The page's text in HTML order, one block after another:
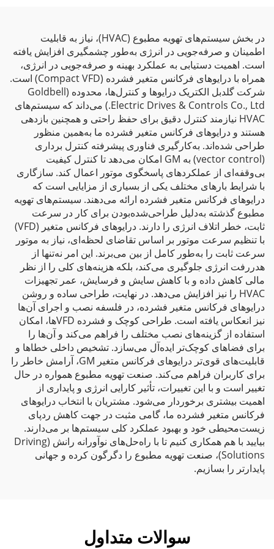
در بخش سیستم‌های تهویه مطبوع (HVAC)، نیاز به قابلیت
اطمینان و صرفه‌جویی در انرژی به‌طور چشمگیری افزایش یافته
است. اهمیت دستیابی به عملکرد بهینه و صرفه‌جویی در انرژی،
همراه با درایوهای فرکانس متغیر فشرده (Compact VFD) است.
شرکت گلدبل الکتریک درایوها و کنترل‌ها، محدوده (Goldbell
Electric Drives & Controls Co., Ltd.) می‌داند که سیستم‌های
HVAC نیازمند کنترل دقیق برای حفظ راحتی و همچنین بازدهی
هستند و درایوهای فرکانس متغیر فشرده ما به‌همین منظور
طراحی شده‌اند. به‌کارگیری فناوری پیشرفته کنترل برداری
(vector control) به GM امکان می‌دهد تا کنترل کیفیت
بی‌وقفه‌ای از عملکردهای پاسخگوی موتور اعمال کند. سازگاری
با شرایط بارهای مختلف یکی از بسیاری از مزایایی است که
درایوهای فرکانس متغیر فشرده ارائه می‌دهند. سیستم‌های تهویه
مطبوع گذشته به‌دلیل طراحی‌شده‌بودن برای کار در سرعت
ثابت، خطر اتلاف انرژی را دارند. درایوهای فرکانس متغیر (VFD)
با تنظیم سرعت موتور بر اساس تقاضای لحظه‌ای، نیاز به موتور
سرعت ثابت را به‌طور کامل از بین می‌برند. این امر نه‌تنها از
هدررفت انرژی جلوگیری می‌کند، بلکه هزینه‌های کلی را از نظر
مالی کاهش داده و با کاهش سایش و فرسایش، عمر تجهیزات
HVAC را نیز افزایش می‌دهد. در نهایت، طراحی ساده و روشن
درایوهای فرکانس متغیر فشرده، در فلسفه نصب و اجرای آن‌ها
نیز انعکاس یافته است. طراحی کوچک و فشرده VFDها، امکان
استفاده از گزینه‌های نصب مختلف را فراهم می‌کند و آن‌ها را
برای فضاهای کوچک‌تر ایده‌آل می‌سازد. تشخیص داخلی خطاها و
قابلیت‌های قوی‌تر درایوهای فرکانس متغیر GM، آرامش خاطر را
برای کاربران فراهم می‌کند. صنعت تهویه مطبوع همواره در حال
تغییر است و با این تغییرات، تأثیر کارایی انرژی و پایداری از
اهمیت بیشتری برخوردار می‌شود. مشتریان با انتخاب درایوهای
فرکانس متغیر فشرده ما، گامی مثبت در جهت کاهش ردپای
زیست‌محیطی خود و بهبود عملکرد کلی سیستم‌ها بر می‌دارند.
بیایید با هم همکاری کنیم تا با راه‌حل‌های نوآورانه رانش (Driving
Solutions)، صنعت تهویه مطبوع را دگرگون کرده و جهانی
پایدارتر را بسازیم.
سوالات متداول